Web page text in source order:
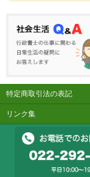
特定商取引法の表記
リンク集